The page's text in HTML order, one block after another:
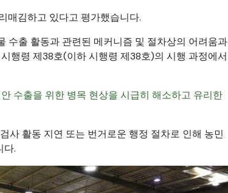
매김하고 있다고 평가했습니다.
수출 활동과 관련된 메커니즘 및 절차상의 어려움과
행령 제38호(이하 시행령 제38호)의 시행 과정에서
수출을 위한 병목 현상을 시급히 해소하고 유리한
사 활동 지연 또는 번거로운 행정 절차로 인해 농민
다.